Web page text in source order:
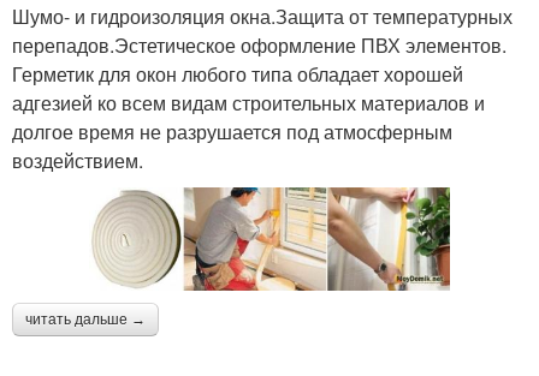
Шумо- и гидроизоляция окна.Защита от температурных
перепадов.Эстетическое оформление ПВХ элементов.
Герметик для окон любого типа обладает хорошей
адгезией ко всем видам строительных материалов и
долгое время не разрушается под атмосферным
воздействием.
читать дальше →